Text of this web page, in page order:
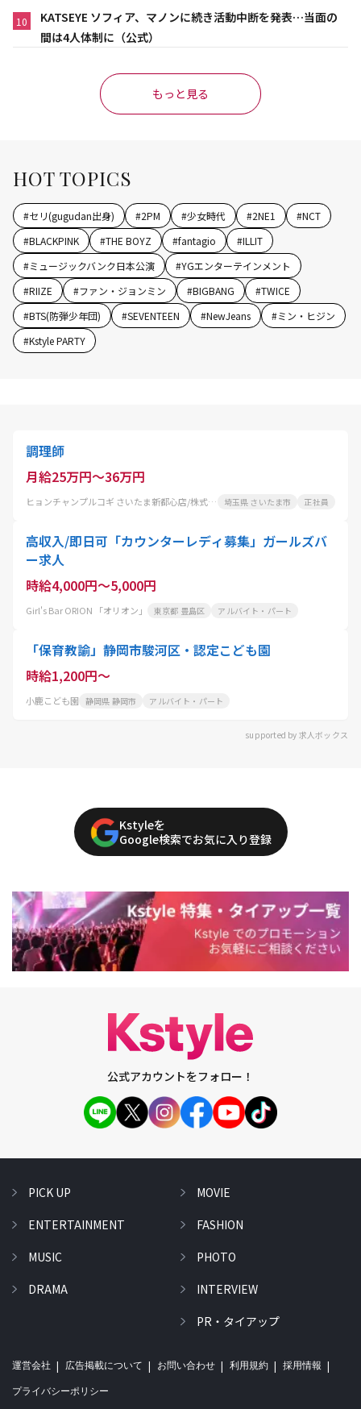
10
KATSEYE ソフィア、マノンに続き活動中断を発表…当面の
間は4人体制に（公式）
もっと見る
HOT TOPICS
#セリ(gugudan出身) #2PM #少女時代 #2NE1 #NCT
#BLACKPINK #THE BOYZ #fantagio #ILLIT
#ミュージックバンク日本公演 #YGエンターテインメント
#RIIZE #ファン・ジョンミン #BIGBANG #TWICE
#BTS(防弾少年団) #SEVENTEEN #NewJeans #ミン・ヒジン
#Kstyle PARTY
調理師
月給25万円～36万円
ヒョンチャンプルコギ さいたま新都心店/株式会社 コーフク 埼玉県 さいたま市 正社員
高収入/即日可「カウンターレディ募集」ガールズバ
ー求人
時給4,000円～5,000円
Girl's Bar ORION 「オリオン」 東京都 豊島区 アルバイト・パート
「保育教諭」静岡市駿河区・認定こども園
時給1,200円～
小鹿こども園 静岡県 静岡市 アルバイト・パート
supported by 求人ボックス
Kstyleを
Google検索でお気に入り登録
公式アカウントをフォロー！
PICK UP
ENTERTAINMENT
MUSIC
DRAMA
MOVIE
FASHION
PHOTO
INTERVIEW
PR・タイアップ
運営会社 広告掲載について お問い合わせ 利用規約 採用情報
プライバシーポリシー